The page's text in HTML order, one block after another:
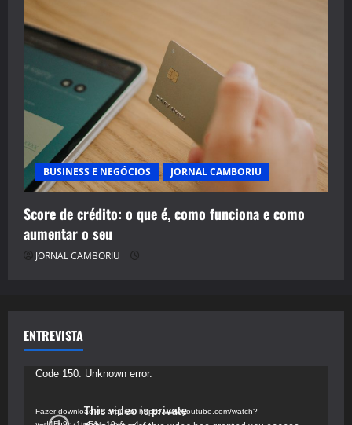
BUSINESS E NEGÓCIOS JORNAL CAMBORIU
Score de crédito: o que é, como funciona e como
aumentar o seu
JORNAL CAMBORIU
ENTREVISTA
Tocador
vídeo
Code 150: Unknown error.
Fazer download do arquivo: https://www.youtube.com/watch?